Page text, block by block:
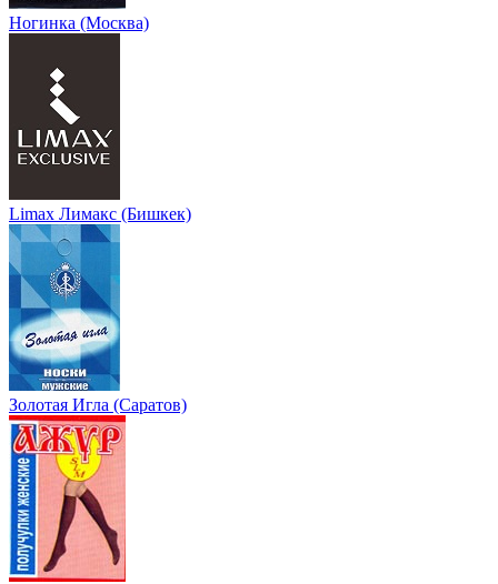
Ногинка (Москва)
Limax Лимакс (Бишкек)
Золотая Игла (Саратов)